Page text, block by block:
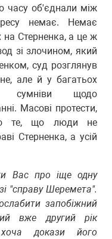
часу об'єднали між
немає. Немає
на Стерненка, а це ж
зі злочином, який
суд розглянув
але й у багатьох
сумніви щодо
Масові протести,
те, що люди не
Стерненка, а усій
Вас про іще одну
"справу Шеремета".
запобіжний
вже другий рік
докази його